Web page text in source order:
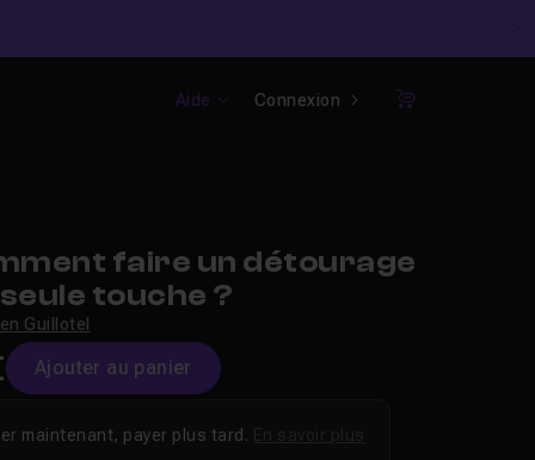
Aide Connexion
Panier
faire un détourage
touche ?
Guillotel
Ajouter au panier
maintenant, payer plus tard.